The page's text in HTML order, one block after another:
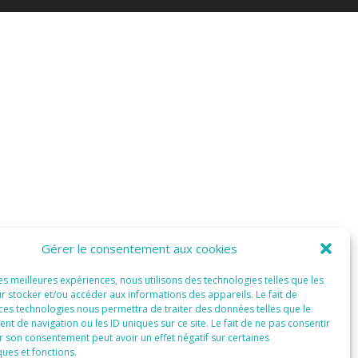
Gérer le consentement aux cookies
meilleures expériences, nous utilisons des technologies telles que les
stocker et/ou accéder aux informations des appareils. Le fait de
technologies nous permettra de traiter des données telles que le
de navigation ou les ID uniques sur ce site. Le fait de ne pas consentir
son consentement peut avoir un effet négatif sur certaines
et fonctions.